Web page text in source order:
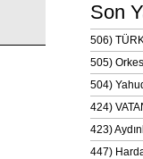
Son
506)
505)
504)
424)
423)
447)